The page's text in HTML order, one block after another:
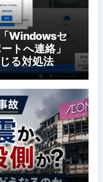
Windowsセ
トへ連絡」
る対処法